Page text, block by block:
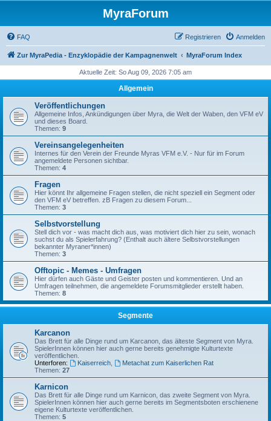
MyraForum
FAQ Anmelden
Registrieren
Zur MyraPedia - Enzyklopädie der Kampagnenwelt MyraForum Index
Aktuelle Zeit: So Aug 09, 2026 7:05 am
Allgemein
Veröffentlichungen
Allgemeine Infos, Ankündigungen über Myra, die Welt der Waben, den VFM eV
und dieses Board.
Themen: 9
Vereinsangelegenheiten
Internes für den Verein der Freunde Myras VFM e.V. - Nur für im Forum
angemeldete Personen sichtbar.
Themen: 4
Fragen
Hier könnt Ihr allgemeine Fragen stellen, die nicht speziell ein Segment oder
den VFM eV betreffen. zB Fragen zu diesem Forum...
Themen: 3
Selbstvorstellung
Stell dich vor - was macht dich aus, was motiviert dich hier zu sein, wonach
suchst du als Spielerfahrung? (Enthalt auch ältere Selbstvorstellungen
bekannter Myraner*innen)
Themen: 3
Offtopic - Memes - Umfragen
Hier dürfen auch Gäste und Geister posten und kommentieren. Und an
Umfragen teilnehmen, die angemeldete Forumsmitglieder erstellt haben.
Themen: 8
Segmente
Karcanon
Das Brett für alle Dinge rund um Karcanon, das älteste Segment von Myra.
SpielerInnen können hier auch gerne bereits genehmigte Kulturtexte
veröffentlichen.
Unterforen:
Kaiserreich,
Metachat zum Kaiserlichen Rat
Themen: 27
Karnicon
Das Brett für alle Dinge rund um Karnicon, das zweite Segment von Myra.
SpielerInnen können hier auch gerne bereits im Segmentsboten erschienene
eigene Kulturtexte veröffentlichen.
Themen: 5